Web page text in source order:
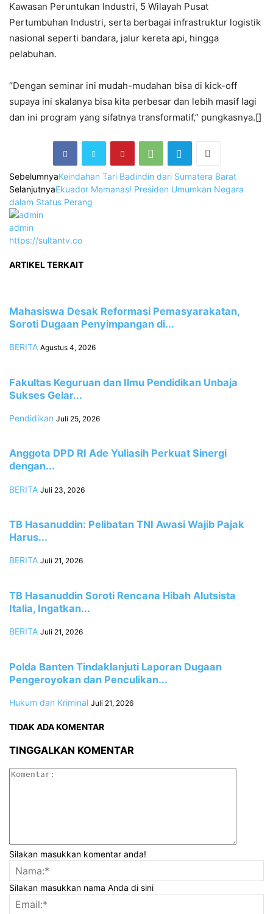
Kawasan Peruntukan Industri, 5 Wilayah Pusat
Pertumbuhan Industri, serta berbagai infrastruktur logistik
nasional seperti bandara, jalur kereta api, hingga
pelabuhan.
“Dengan seminar ini mudah-mudahan bisa di kick-off
supaya ini skalanya bisa kita perbesar dan lebih masif lagi
dan ini program yang sifatnya transformatif,” pungkasnya.[]
SebelumnyaKeindahan Tari Badindin dari Sumatera Barat
SelanjutnyaEkuador Memanas! Presiden Umumkan Negara
dalam Status Perang
admin
https://sultantv.co
ARTIKEL TERKAIT
Mahasiswa Desak Reformasi Pemasyarakatan,
Soroti Dugaan Penyimpangan di...
BERITA Agustus 4, 2026
Fakultas Keguruan dan Ilmu Pendidikan Unbaja
Sukses Gelar...
Pendidikan Juli 25, 2026
Anggota DPD RI Ade Yuliasih Perkuat Sinergi
dengan...
BERITA Juli 23, 2026
TB Hasanuddin: Pelibatan TNI Awasi Wajib Pajak
Harus...
BERITA Juli 21, 2026
TB Hasanuddin Soroti Rencana Hibah Alutsista
Italia, Ingatkan...
BERITA Juli 21, 2026
Polda Banten Tindaklanjuti Laporan Dugaan
Pengeroyokan dan Penculikan...
Hukum dan Kriminal Juli 21, 2026
TIDAK ADA KOMENTAR
TINGGALKAN KOMENTAR
Silakan masukkan komentar anda!
Silakan masukkan nama Anda di sini